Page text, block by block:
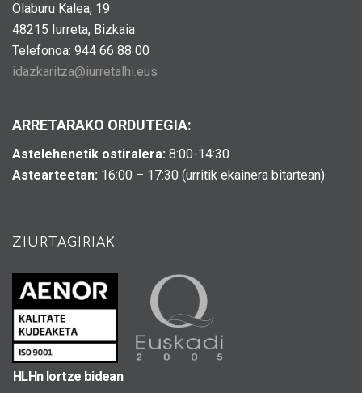
Olaburu Kalea, 19
48215 Iurreta, Bizkaia
Telefonoa: 944 66 88 00
idazkaritza@iurretalhi.eus
ARRETARAKO ORDUTEGIA:
Astelehenetik ostiralera: 8:00-14:30
Astearteetan: 16:00 – 17:30 (urritik ekainera bitartean)
ZIURTAGIRIAK
HLHn lortze bidean